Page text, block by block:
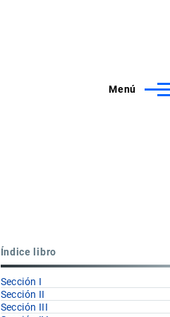
Menú
Índice libro
Sección I
Sección II
Sección III